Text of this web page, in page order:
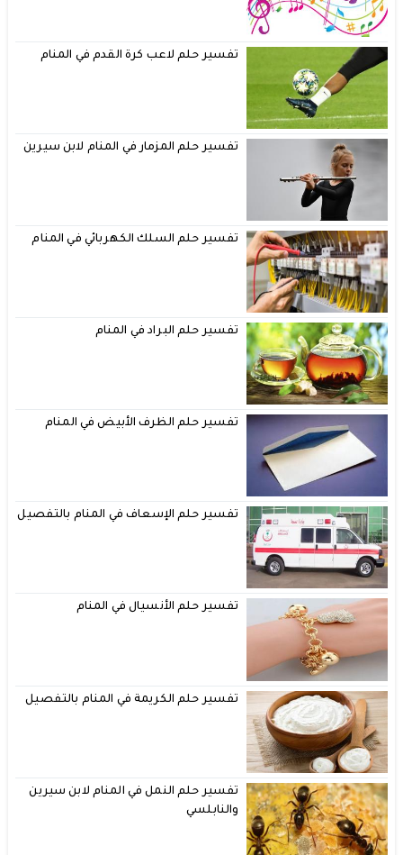
تفسير حلم لاعب كرة القدم في المنام
تفسير حلم المزمار في المنام لابن سيرين
تفسير حلم السلك الكهربائي في المنام
تفسير حلم البراد في المنام
تفسير حلم الظرف الأبيض في المنام
تفسير حلم الإسعاف في المنام بالتفصيل
تفسير حلم الأنسيال في المنام
تفسير حلم الكريمة في المنام بالتفصيل
تفسير حلم النمل في المنام لابن سيرين
والنابلسي